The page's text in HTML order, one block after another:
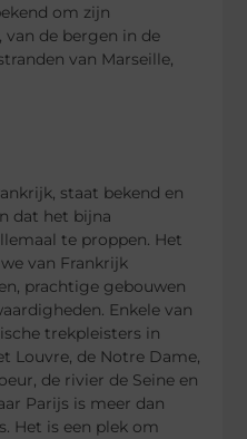
om zijn
van de bergen in de
van Marseille,
staat bekend en
dat het bijna
te proppen. Het
van Frankrijk
prachtige gebouwen
Enkele van
trekpleisters in
Louvre, de Notre Dame,
de rivier de Seine en
Parijs is meer dan
Het is een plek om